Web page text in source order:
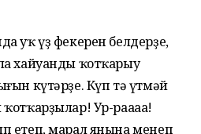
уҡ үҙ фекерен белдерҙе,
хайуанды ҡотҡарыу
күтәрҙе. Күп тә үтмәй
Ур-раааа!
етеп, марал янына менеп